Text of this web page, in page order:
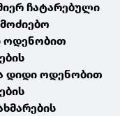
ჩატარებული
ოდენობით
დიდი ოდენობით